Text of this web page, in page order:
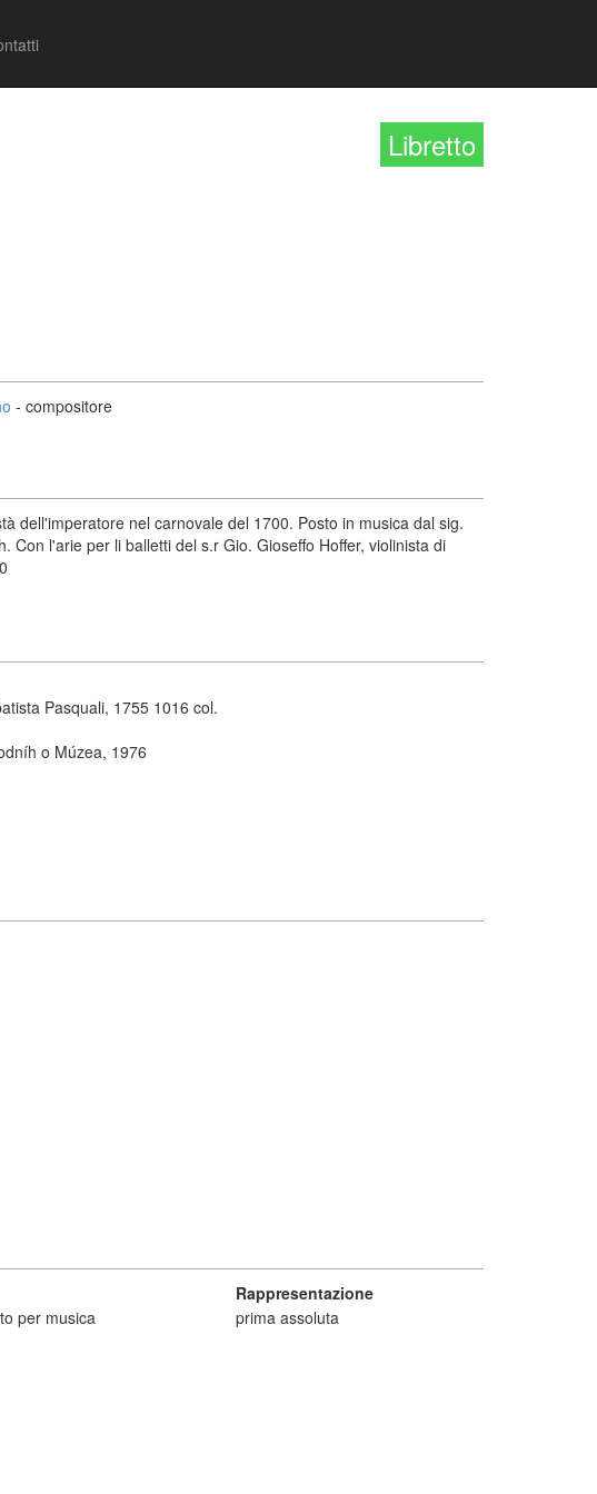
Libretto
- compositore
dell'imperatore nel carnovale del 1700. Posto in musica dal sig.
l'arie per li balletti del s.r Gio. Gioseffo Hoffer, violinista di
Pasquali, 1755 1016 col.
o Múzea, 1976
Rappresentazione
per musica prima assoluta